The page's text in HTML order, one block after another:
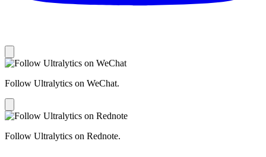
Follow Ultralytics on WeChat.
Follow Ultralytics on Rednote.